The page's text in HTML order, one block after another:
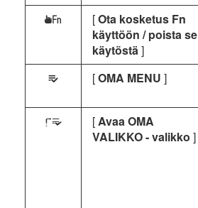
W [Ota kosketus Fn
käyttöön / poista se
käytöstä]
O [OMA MENU ]
3 [Avaa OMA
VALIKKO - valikko ]